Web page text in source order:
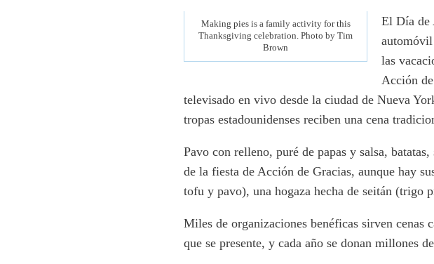
Making pies is a family activity for this
Thanksgiving celebration. Photo by Tim
Brown
El Día de
las
Acción
televisado en vivo desde la ciudad de Nueva
tropas estadounidenses reciben una cena
Pavo con relleno, puré de papas y salsa,
de la fiesta de Acción de Gracias, aunque hay
tofu y pavo), una hogaza hecha de seitán (trigo
Miles de organizaciones benéficas sirven cenas
que se presente, y cada año se donan millones